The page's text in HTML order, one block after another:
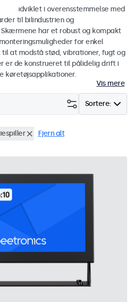
udviklet i overensstemmelse med
til bilindustrien og
har et robust og kompakt
for enkel
at modstå stød, vibrationer, fugt og
er de konstrueret til pålidelig drift i
køretøjsapplikationer.
Vis mere
Sortere:
Fjern alt